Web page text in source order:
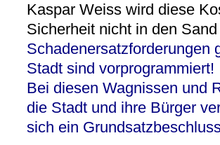
Kaspar Weiss wird diese
Sicherheit nicht in den
Schadenersatzforderungen
Stadt sind vorprogrammiert!
Bei diesen Wagnissen und
die Stadt und ihre Bürger
sich ein